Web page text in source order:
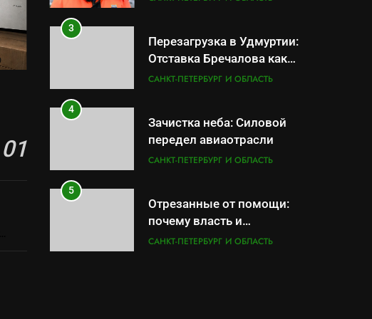
01
3
Перезагрузка в Удмуртии:
Отставка Бречалова как
результат управленческих
САНКТ-ПЕТЕРБУРГ И ОБЛАСТЬ
4
Зачистка неба: Силовой
передел авиаотрасли
САНКТ-ПЕТЕРБУРГ И ОБЛАСТЬ
5
Отрезанные от помощи:
почему власть и
маркетплейсы «умывают
САНКТ-ПЕТЕРБУРГ И ОБЛАСТЬ